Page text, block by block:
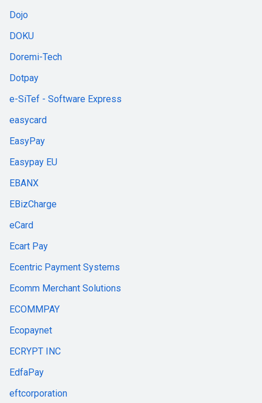
Dojo
DOKU
Doremi-Tech
Dotpay
e-SiTef - Software Express
easycard
EasyPay
Easypay EU
EBANX
EBizCharge
eCard
Ecart Pay
Ecentric Payment Systems
Ecomm Merchant Solutions
ECOMMPAY
Ecopaynet
ECRYPT INC
EdfaPay
eftcorporation